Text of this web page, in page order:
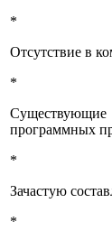
*
Отсутствие в
*
Существующие
программных
*
Зачастую
*